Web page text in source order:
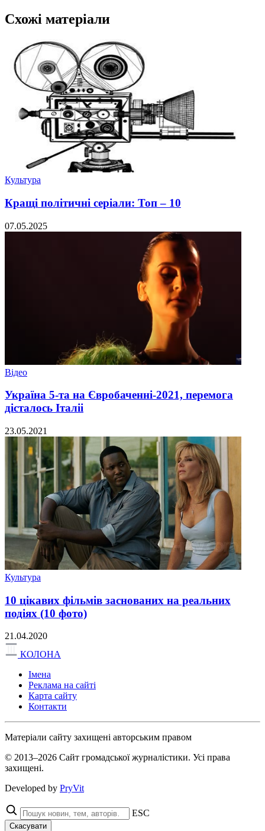
Схожі матеріали
Культура
Кращі політичні серіали: Топ – 10
07.05.2025
Відео
Україна 5-та на Євробаченні-2021, перемога
дісталось Італіі
23.05.2021
Культура
10 цікавих фільмів заснованих на реальних
подіях (10 фото)
21.04.2020
КОЛОНА
Імена
Реклама на сайті
Карта сайту
Контакти
Матеріали сайту захищені авторським правом
© 2013–2026 Сайт громадської журналістики. Усі права
захищені.
Developed by PryVit
ESC
Скасувати